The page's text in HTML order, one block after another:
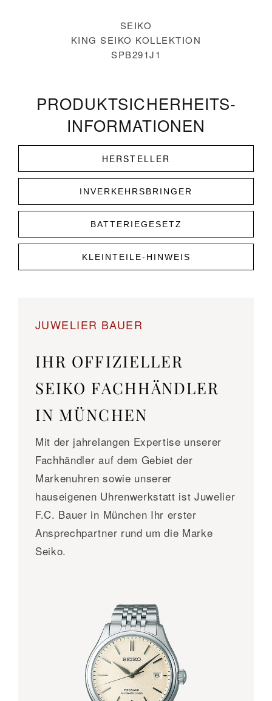
SEIKO
KING SEIKO KOLLEKTION
SPB291J1
PRODUKT­SICHERHEITS­
INFORMATIONEN
HERSTELLER
INVERKEHRSBRINGER
BATTERIEGESETZ
KLEINTEILE-HINWEIS
JUWELIER BAUER
IHR OFFIZIELLER
SEIKO FACHHÄNDLER
IN MÜNCHEN
Mit der jahrelangen Expertise unserer
Fachhändler auf dem Gebiet der
Markenuhren sowie unserer
hauseigenen Uhrenwerkstatt ist Juwelier
F.C. Bauer in München Ihr erster
Ansprechpartner rund um die Marke
Seiko.